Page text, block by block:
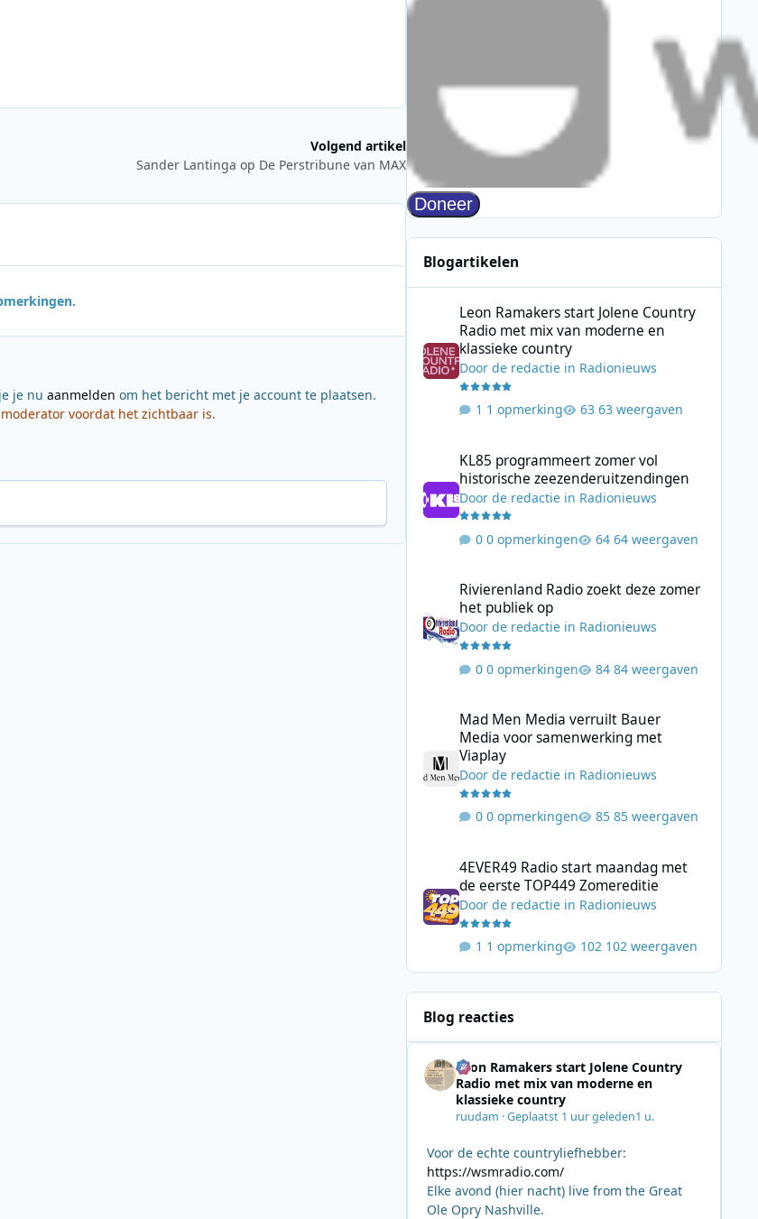
Volgend artikel
Sander Lantinga op De Perstribune van MAX
je nu aanmelden om het bericht met je account te plaatsen.
voordat het zichtbaar is.
Blogartikelen
Leon Ramakers start Jolene Country
Radio met mix van moderne en
klassieke country
Door de redactiein Radionieuws
1 opmerking 63 weergaven
KL85 programmeert zomer vol
historische zeezenderuitzendingen
Door de redactiein Radionieuws
0 opmerkingen 64 weergaven
Rivierenland Radio zoekt deze zomer
het publiek op
Door de redactiein Radionieuws
0 opmerkingen 84 weergaven
Mad Men Media verruilt Bauer
Media voor samenwerking met
Viaplay
Door de redactiein Radionieuws
0 opmerkingen 85 weergaven
4EVER49 Radio start maandag met
de eerste TOP449 Zomereditie
Door de redactiein Radionieuws
1 opmerking 102 weergaven
Blog reacties
Leon Ramakers start Jolene Country
Radio met mix van moderne en
klassieke country
ruudam ·Geplaatst 1 uur geleden1 u.
Voor de echte countryliefhebber:
https://wsmradio.com/
Elke avond (hier nacht) live from the Great
Ole Opry Nashville.